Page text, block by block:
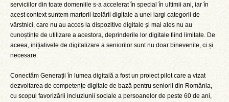
serviciilor din toate domeniile s-a accelerat în special în ultimii ani, iar în
acest context suntem martorii izolării digitale a unei largi categorii de
vârstnici, care nu au acces la dispozitive digitale și mai ales nu au
cunoștințe de utilizare a acestora, deprinderile lor digitale fiind limitate. De
aceea, inițiativele de digitalizare a seniorilor sunt nu doar binevenite, ci și
necesare.
Conectăm Generații în lumea digitală a fost un proiect pilot care a vizat
dezvoltarea de competențe digitale de bază pentru seniorii din România,
cu scopul favorizării incluziunii sociale a persoanelor de peste 60 de ani,